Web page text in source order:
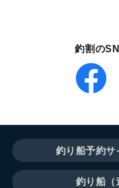
釣割の
釣り船予約サ
釣り船（